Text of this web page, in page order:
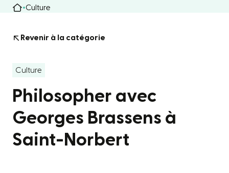
Culture
Revenir à la catégorie
Culture
Philosopher avec
Georges Brassens à
Saint-Norbert